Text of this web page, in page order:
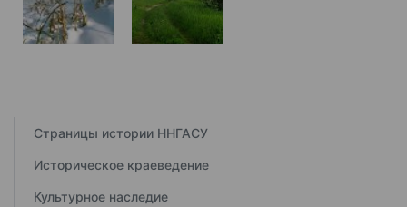
Страницы истории ННГАСУ
Историческое краеведение
Культурное наследие